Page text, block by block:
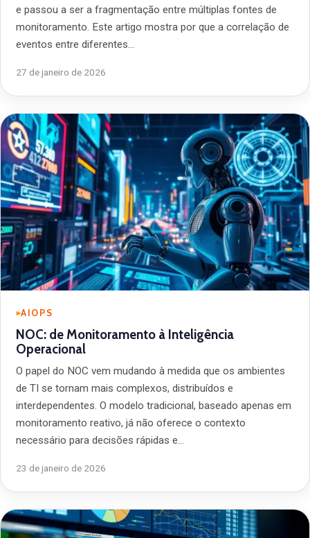
e passou a ser a fragmentação entre múltiplas fontes de
monitoramento. Este artigo mostra por que a correlação de
eventos entre diferentes…
27 de janeiro de 2026
AIOPS
NOC: de Monitoramento à Inteligência
Operacional
O papel do NOC vem mudando à medida que os ambientes
de TI se tornam mais complexos, distribuídos e
interdependentes. O modelo tradicional, baseado apenas em
monitoramento reativo, já não oferece o contexto
necessário para decisões rápidas e…
23 de janeiro de 2026